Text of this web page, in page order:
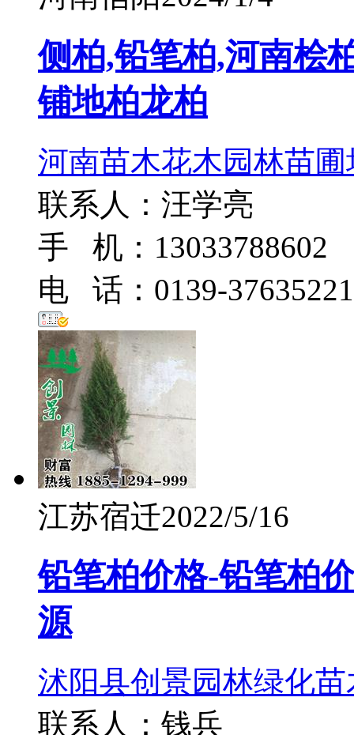
侧柏,铅笔柏,河南桧
铺地柏龙柏
河南苗木花木园林苗圃
联系人：汪学亮
手 机：13033788602
电 话：0139-37635221
江苏宿迁2022/5/16
铅笔柏价格-铅笔柏
源
沭阳县创景园林绿化苗
联系人：钱兵